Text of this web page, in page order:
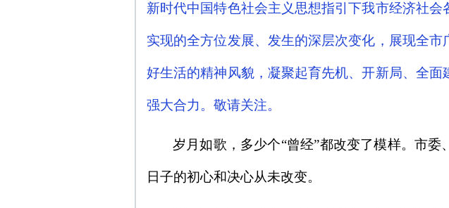
新时代中国特色社会主义思想指引下我市经济社会
实现的全方位发展、发生的深层次变化，展现全
好生活的精神风貌，凝聚起育先机、开新局、全面
强大合力。敬请关注。
岁月如歌，多少个“曾经”都改变了模样。市
日子的初心和决心从未改变。